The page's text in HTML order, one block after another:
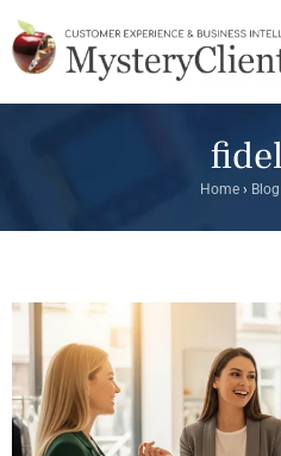
Home› Blog